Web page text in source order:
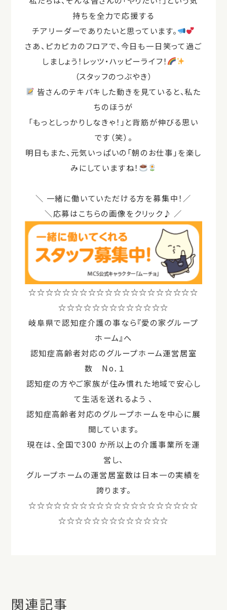
持ちを全力で応援する
チアリーダーでありたいと思っています。
さあ、ピカピカのフロアで、今日も一日笑って過ご
しましょう！レッツ・ハッピーライフ！
（スタッフのつぶやき）
皆さんのテキパキした動きを見ていると、私た
ちのほうが
「もっとしっかりしなきゃ！」と背筋が伸びる思い
です（笑）。
明日もまた、元気いっぱいの「朝のお仕事」を楽し
みにしていますね！
＼ 一緒に働いていただける方を募集中！／
＼応募はこちらの画像をクリック♪ ／
☆☆☆☆☆☆☆☆☆☆☆☆☆☆☆☆☆☆☆☆
☆☆☆☆☆☆☆☆☆☆☆☆☆
岐阜県で認知症介護の事なら『愛の家グループ
ホーム』へ
認知症高齢者対応のグループホーム運営居室
数 No．１
認知症の方やご家族が住み慣れた地域で安心し
て生活を送れるよう 、
認知症⾼齢者対応のグループホームを中心に展
開しています。
現在は、全国で300 か所以上の介護事業所を運
営し、
グループホームの運営居室数は日本一の実績を
誇ります。
☆☆☆☆☆☆☆☆☆☆☆☆☆☆☆☆☆☆☆☆
☆☆☆☆☆☆☆☆☆☆☆☆☆
関連記事